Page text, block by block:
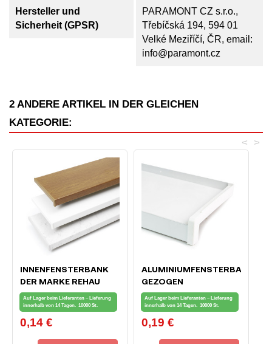
Hersteller und
Sicherheit (GPSR)
PARAMONT CZ s.r.o.,
Třebíčská 194, 594 01
Velké Meziříčí, ČR, email:
info@paramont.cz
2 ANDERE ARTIKEL IN DER GLEICHEN
KATEGORIE:
>
<
INNENFENSTERBANK
DER MARKE REHAU
Auf Lager beim Lieferanten – Lieferung
innerhalb von 14 Tagen. 10000 St.
Preis
0,14 €
ALUMINIUMFENSTERBANK
GEZOGEN
Auf Lager beim Lieferanten – Lieferung
innerhalb von 14 Tagen. 10000 St.
Preis
0,19 €